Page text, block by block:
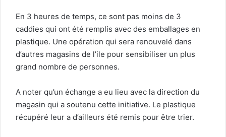
En 3 heures de temps, ce sont pas moins de 3
caddies qui ont été remplis avec des emballages en
plastique. Une opération qui sera renouvelé dans
d’autres magasins de l’ile pour sensibiliser un plus
grand nombre de personnes.
A noter qu’un échange a eu lieu avec la direction du
magasin qui a soutenu cette initiative. Le plastique
récupéré leur a d’ailleurs été remis pour être trier.